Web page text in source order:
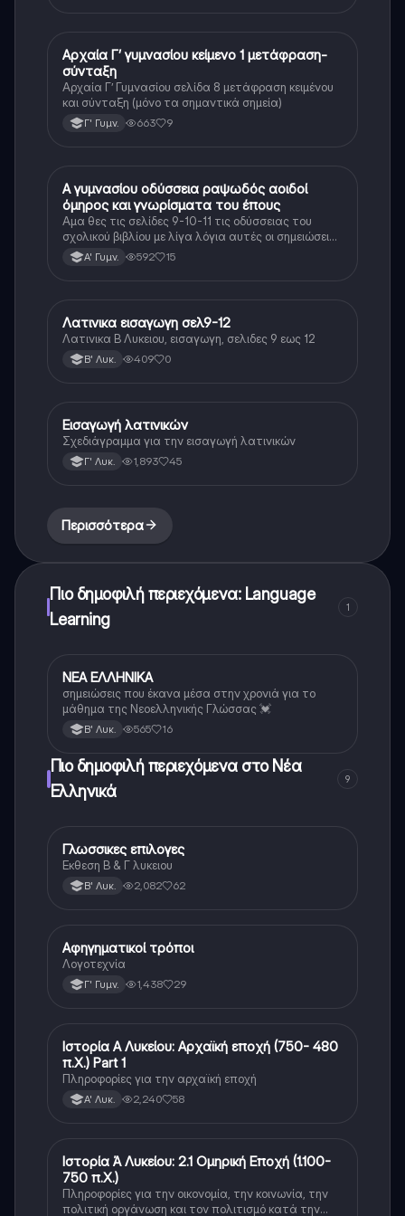
Αρχαία Ελληνικά
Αρχαία Γ’ γυμνασίου κείμενο 1 μετάφραση-
σύνταξη
Αρχαία Γ’ Γυμνασίου σελίδα 8 μετάφραση κειμένου
και σύνταξη (μόνο τα σημαντικά σημεία)
Γ' Γυμν. 663 9
Αρχαία Ελληνικά
Α γυμνασίου οδύσσεια ραψωδός αοιδοί
όμηρος και γνωρίσματα του έπους
Αμα θες τις σελίδες 9-10-11 τις οδύσσειας του
σχολικού βιβλίου με λίγα λόγια αυτές οι σημειώσεις
θα σε βοηθήσουν αρκετά στο διάβασμα σου
Α' Γυμν. 592 15
Νέα Ελληνικά
Λατινικα εισαγωγη σελ9-12
Λατινικα Β Λυκειου, εισαγωγη, σελιδες 9 εως 12
Β' Λυκ. 409 0
Λατινικά
Εισαγωγή λατινικών
Σχεδιάγραμμα για την εισαγωγή λατινικών
Γ' Λυκ. 1,893 45
Περισσότερα
Πιο δημοφιλή περιεχόμενα: Language
Learning
1
Νέα Ελληνικά
ΝΕΑ ΕΛΛΗΝΙΚΑ
σημειώσεις που έκανα μέσα στην χρονιά για το
μάθημα της Νεοελληνικής Γλώσσας 💓
Β' Λυκ. 565 16
Πιο δημοφιλή περιεχόμενα στο Νέα
Ελληνικά
9
Νέα Ελληνικά
Γλωσσικες επιλογες
Εκθεση Β & Γ λυκειου
Β' Λυκ. 2,082 62
Νέα Ελληνικά
Αφηγηματικοί τρόποι
Λογοτεχνία
Γ' Γυμν. 1,438 29
Νέα Ελληνικά
Ιστορία Α Λυκείου: Αρχαϊκή εποχή (750- 480
π.Χ.) Part 1
Πληροφορίες για την αρχαϊκή εποχή
Α' Λυκ. 2,240 58
Νέα Ελληνικά
Ιστορία Ά Λυκείου: 2.1 Ομηρική Εποχή (1.100-
750 π.Χ.)
Πληροφορίες για την οικονομία, την κοινωνία, την
πολιτική οργάνωση και τον πολιτισμό κατά την